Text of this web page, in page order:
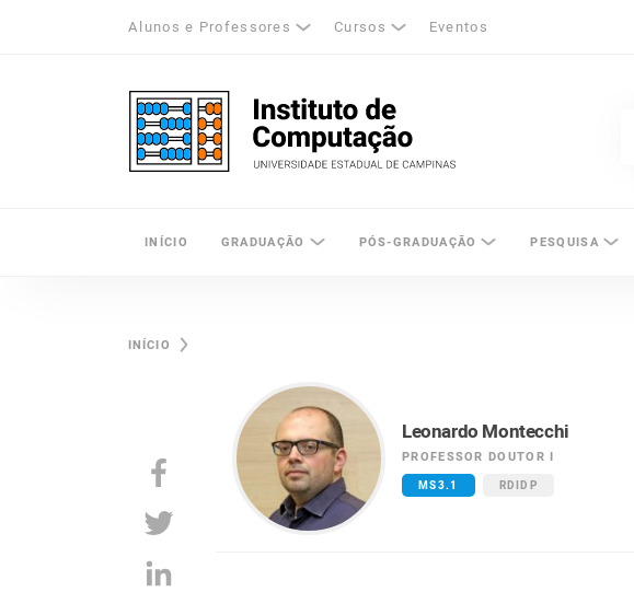
Alunos e Professores Cursos Eventos
Unicamp - Universidade Estadual de Campinas
INÍCIO GRADUAÇÃO PÓS-GRADUAÇÃO PESQUISA
INÍCIO
Leonardo Montecchi
PROFESSOR DOUTOR I
MS3.1 RDIDP